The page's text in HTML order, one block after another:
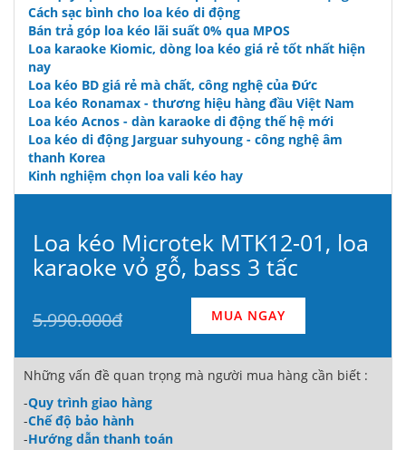
Cách sạc bình cho loa kéo di động
Bán trả góp loa kéo lãi suất 0% qua MPOS
Loa karaoke Kiomic, dòng loa kéo giá rẻ tốt nhất hiện
nay
Loa kéo BD giá rẻ mà chất, công nghệ của Đức
Loa kéo Ronamax - thương hiệu hàng đầu Việt Nam
Loa kéo Acnos - dàn karaoke di động thế hệ mới
Loa kéo di động Jarguar suhyoung - công nghệ âm
thanh Korea
Kinh nghiệm chọn loa vali kéo hay
Loa kéo Microtek MTK12-01, loa
karaoke vỏ gỗ, bass 3 tấc
5.990.000đ MUA NGAY
Những vấn đề quan trọng mà người mua hàng cần biết :
-Quy trình giao hàng
-Chế độ bảo hành
-Hướng dẫn thanh toán